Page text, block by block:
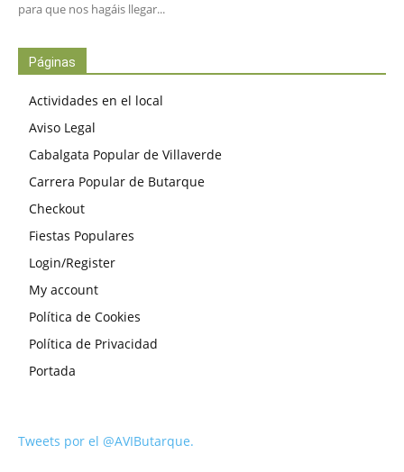
para que nos hagáis llegar...
Páginas
Actividades en el local
Aviso Legal
Cabalgata Popular de Villaverde
Carrera Popular de Butarque
Checkout
Fiestas Populares
Login/Register
My account
Política de Cookies
Política de Privacidad
Portada
Tweets por el @AVIButarque.